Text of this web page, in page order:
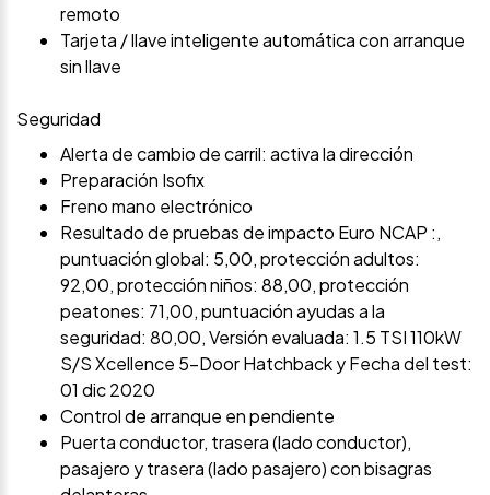
remoto
Tarjeta / llave inteligente automática con arranque
sin llave
Seguridad
Alerta de cambio de carril: activa la dirección
Preparación Isofix
Freno mano electrónico
Resultado de pruebas de impacto Euro NCAP :,
puntuación global: 5,00, protección adultos:
92,00, protección niños: 88,00, protección
peatones: 71,00, puntuación ayudas a la
seguridad: 80,00, Versión evaluada: 1.5 TSI 110kW
S/S Xcellence 5-Door Hatchback y Fecha del test:
01 dic 2020
Control de arranque en pendiente
Puerta conductor, trasera (lado conductor),
pasajero y trasera (lado pasajero) con bisagras